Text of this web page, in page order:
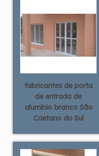
fabricantes de porta
de entrada de
alumínio branco São
Caetano do Sul